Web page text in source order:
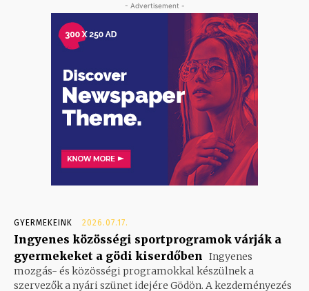
- Advertisement -
GYERMEKEINK 2026.07.17.
Ingyenes közösségi sportprogramok várják a
gyermekeket a gödi kiserdőben
Ingyenes
mozgás- és közösségi programokkal készülnek a
szervezők a nyári szünet idejére Gödön. A kezdeményezés